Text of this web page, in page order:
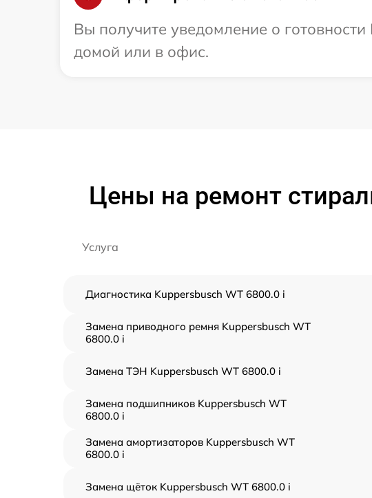
Вы получите уведомление о
домой или в офис.
Цены на ремонт
Услуга
Диагностика Kuppersbusch WT 6800.0 i
Замена приводного ремня Kuppersbusch WT
6800.0 i
Замена ТЭН Kuppersbusch WT 6800.0 i
Замена подшипников Kuppersbusch WT
6800.0 i
Замена амортизаторов Kuppersbusch WT
6800.0 i
Замена щёток Kuppersbusch WT 6800.0 i